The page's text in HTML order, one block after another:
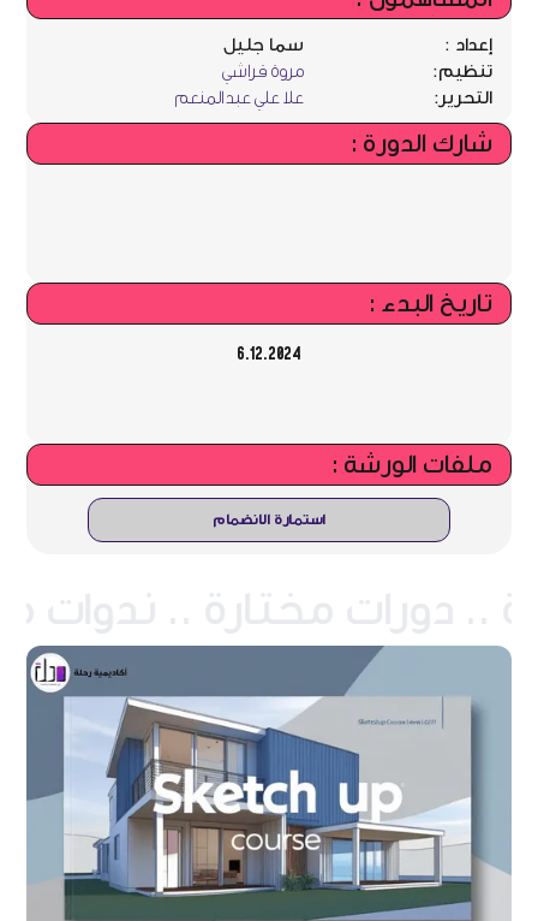
شارك الدورة :
تاريخ البدء :
6.12.2024
سما جليل
إعداد :
تنظيم:
التحرير:
مروة قراشي
علا علي عبد المنعم
ملفات الورشة :
استمارة الانضمام